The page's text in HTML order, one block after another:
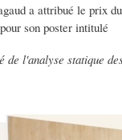
a attribué le prix
son poster intitulé
l'analyse statique